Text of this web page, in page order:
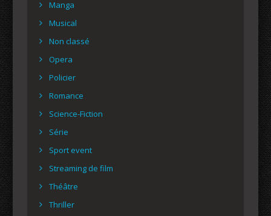
Manga
Musical
Non classé
Opera
Policier
Romance
Science-Fiction
Série
Sport event
Streaming de film
Théâtre
Thriller